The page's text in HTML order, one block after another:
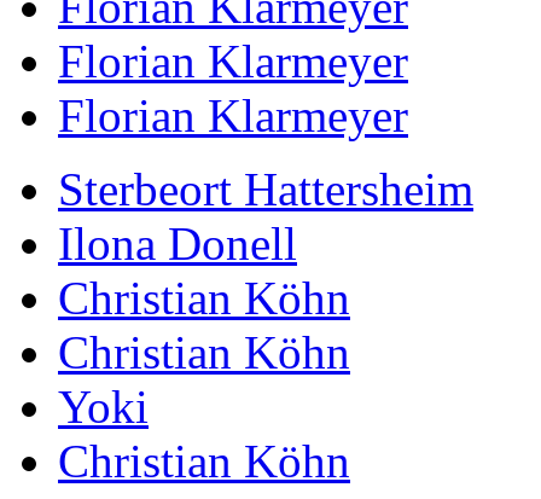
Florian Klarmeyer
Florian Klarmeyer
Sterbeort Hattersheim
Ilona Donell
Christian Köhn
Christian Köhn
Yoki
Christian Köhn